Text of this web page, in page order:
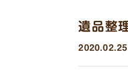
遺品整
2020.02.25